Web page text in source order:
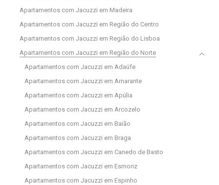
Apartamentos com Jacuzzi em Madeira
Apartamentos com Jacuzzi em Região do Centro
Apartamentos com Jacuzzi em Região do Lisboa
Apartamentos com Jacuzzi em Região do Norte
Apartamentos com Jacuzzi em Adaúfe
Apartamentos com Jacuzzi em Amarante
Apartamentos com Jacuzzi em Apúlia
Apartamentos com Jacuzzi em Arcozelo
Apartamentos com Jacuzzi em Baião
Apartamentos com Jacuzzi em Braga
Apartamentos com Jacuzzi em Canedo de Basto
Apartamentos com Jacuzzi em Esmoriz
Apartamentos com Jacuzzi em Espinho